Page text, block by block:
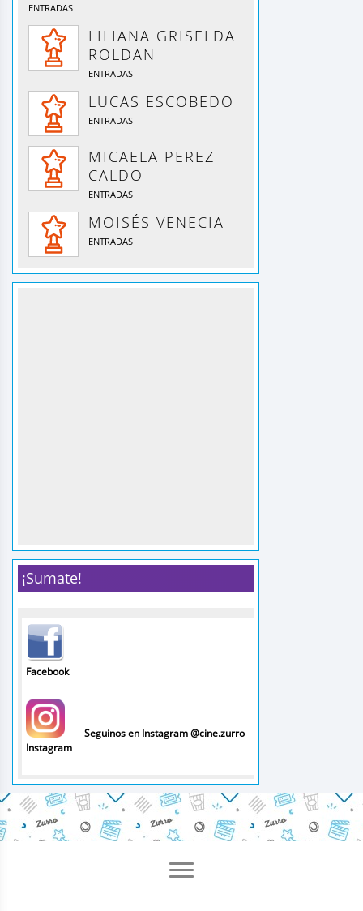
ENTRADAS
LILIANA GRISELDA
ROLDAN
ENTRADAS
LUCAS ESCOBEDO
ENTRADAS
MICAELA PEREZ
CALDO
ENTRADAS
MOISÉS VENECIA
ENTRADAS
¡Sumate!
Facebook
Instagram
Seguinos en Instagram @cine.zurro